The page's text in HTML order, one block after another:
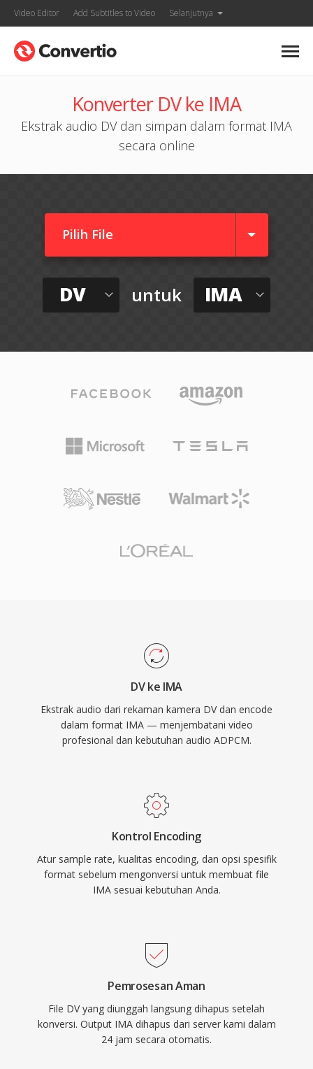
Video Editor Add Subtitles to Video Selanjutnya
Konverter DV ke IMA
Ekstrak audio DV dan simpan dalam format IMA
secara online
Pilih File
DV untuk IMA
DV ke IMA
Ekstrak audio dari rekaman kamera DV dan encode
dalam format IMA — menjembatani video
profesional dan kebutuhan audio ADPCM.
Kontrol Encoding
Atur sample rate, kualitas encoding, dan opsi spesifik
format sebelum mengonversi untuk membuat file
IMA sesuai kebutuhan Anda.
Pemrosesan Aman
File DV yang diunggah langsung dihapus setelah
konversi. Output IMA dihapus dari server kami dalam
24 jam secara otomatis.